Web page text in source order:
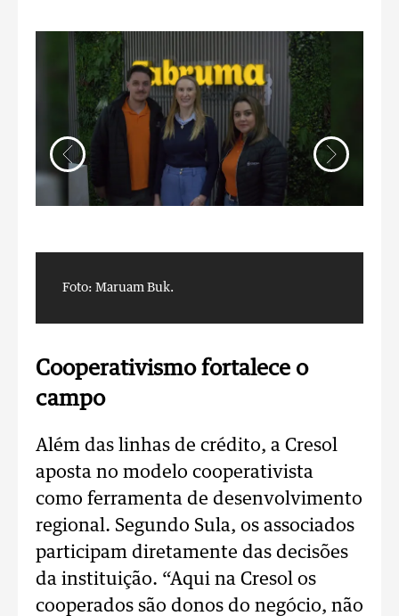
Foto: Maruam Buk.
Cooperativismo fortalece o
campo
Além das linhas de crédito, a Cresol
aposta no modelo cooperativista
como ferramenta de desenvolvimento
regional. Segundo Sula, os associados
participam diretamente das decisões
da instituição. “Aqui na Cresol os
cooperados são donos do negócio, não